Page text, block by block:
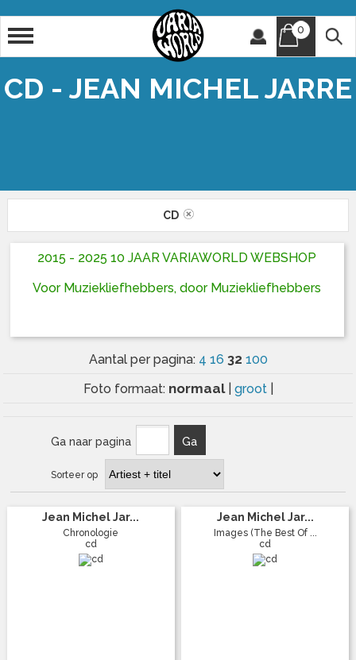
0
CD - JEAN MICHEL JARRE
CD
2015 - 2025 10 JAAR VARIAWORLD WEBSHOP
Voor Muziekliefhebbers, door Muziekliefhebbers
Aantal per pagina: 4 16 32 100
Foto formaat: normaal groot
Ga naar pagina Ga
Sorteer op
Jean Michel Jar...
Chronologie
cd
Jean Michel Jar...
Images (The Best Of ...
cd